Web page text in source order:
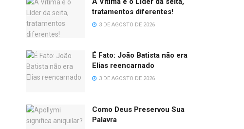
tratamentos diferentes!
3 DE AGOSTO DE 2026
É Fato: João Batista não era
Elias reencarnado
3 DE AGOSTO DE 2026
Como Deus Preservou Sua
Palavra